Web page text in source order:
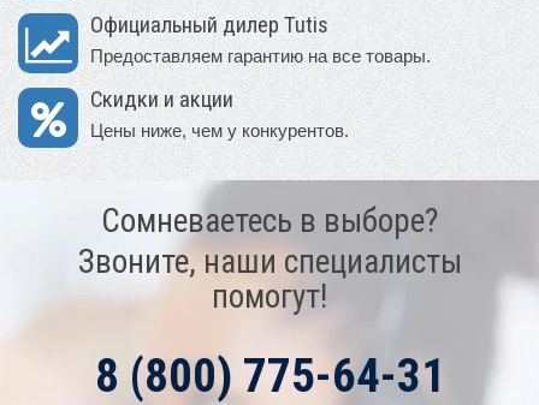
Официальный дилер Tutis
Предоставляем гарантию на все товары.
Скидки и акции
Цены ниже, чем у конкурентов.
Сомневаетесь в выборе?
Звоните, наши специалисты
помогут!
8 (800) 775-64-31